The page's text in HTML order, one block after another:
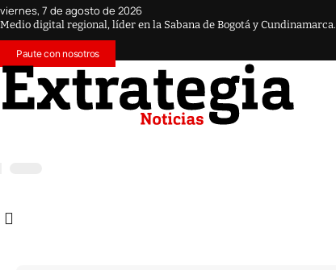
viernes, 7 de agosto de 2026
Medio digital regional, líder en la Sabana de Bogotá y Cundinamarca.
Paute con nosotros